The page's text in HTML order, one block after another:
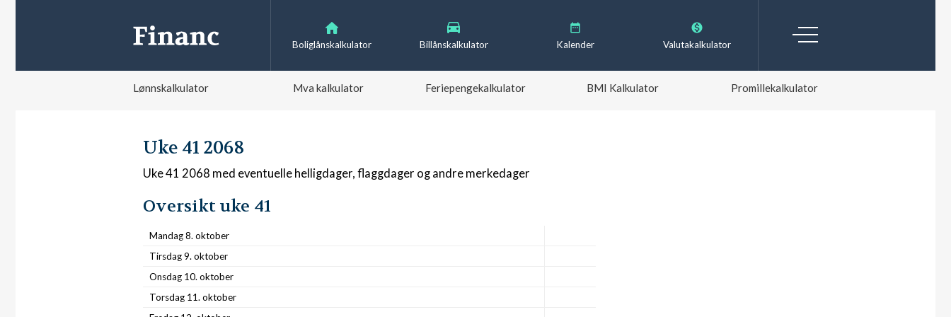
Boliglånskalkulator Billånskalkulator Kalender Valutakalkulator
Lønnskalkulator Mva kalkulator Feriepengekalkulator BMI Kalkulator Promillekalkulator
Uke 41 2068
Uke 41 2068 med eventuelle helligdager, flaggdager og andre merkedager
Oversikt uke 41
Mandag 8. oktober
Tirsdag 9. oktober
Onsdag 10. oktober
Torsdag 11. oktober